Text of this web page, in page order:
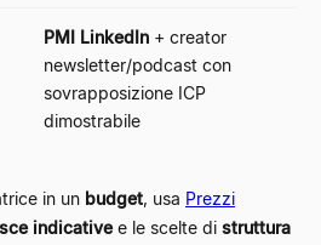
PMI LinkedIn + creator
newsletter/podcast con
sovrapposizione ICP
dimostrabile
in un budget, usa Prezzi
indicativee le scelte di struttura